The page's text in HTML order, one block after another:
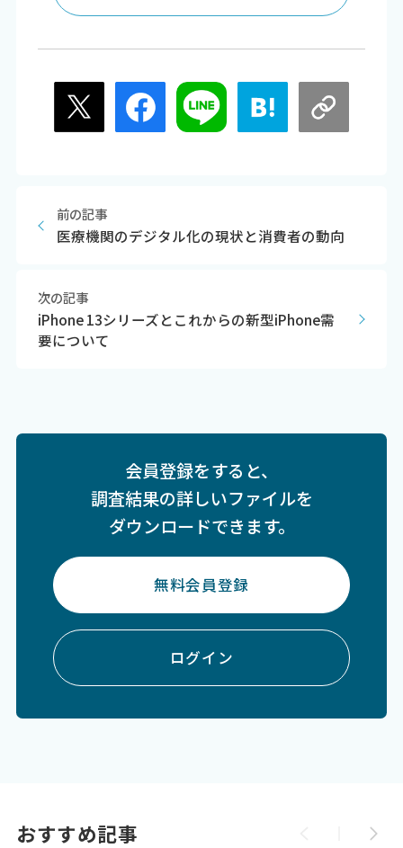
前の記事
医療機関のデジタル化の現状と消費者の動向
次の記事
iPhone 13シリーズとこれからの新型iPhone需
要について
会員登録をすると、
調査結果の詳しいファイルを
ダウンロードできます。
無料会員登録
ログイン
おすすめ記事